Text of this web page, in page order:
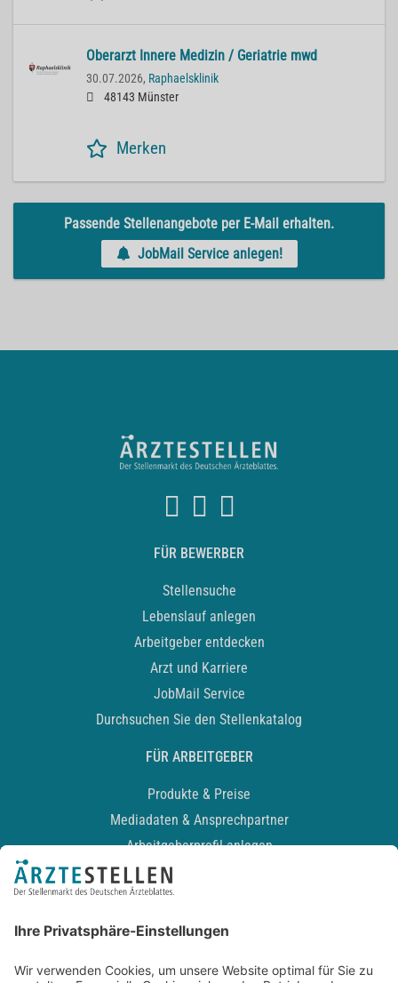
Oberarzt Innere Medizin / Geriatrie mwd
30.07.2026, Raphaelsklinik
48143 Münster
Merken
Passende Stellenangebote per E-Mail erhalten.
JobMail Service anlegen!
FÜR BEWERBER
Stellensuche
Lebenslauf anlegen
Arbeitgeber entdecken
Arzt und Karriere
JobMail Service
Durchsuchen Sie den Stellenkatalog
FÜR ARBEITGEBER
Produkte & Preise
Mediadaten & Ansprechpartner
Arbeitgeberprofil anlegen
Recruiting-Podcast
Kontakt